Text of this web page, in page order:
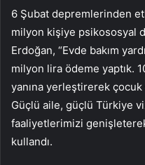
6 Şubat depremlerinden
milyon kişiye psikososyal
Erdoğan, “Evde bakım
milyon lira ödeme yaptık.
yanına yerleştirerek çocuk
Güçlü aile, güçlü Türkiye
faaliyetlerimizi
kullandı.